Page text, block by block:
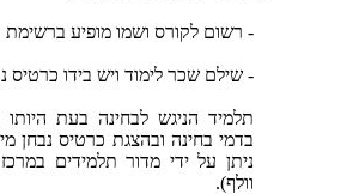
- רשום לקורס ושמו מופיע ברשימת
- שילם שכר לימוד ויש בידו כרטיס
תלמיד הניגש לבחינה בעת
בדמי בחינה ובהצגת כרטיס נבחן
ניתן על ידי מדור תלמידים
וולף).